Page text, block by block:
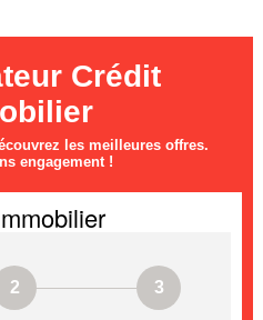
Crédit
les meilleures offres.
engagement !